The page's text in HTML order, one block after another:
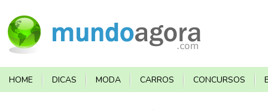
HOME DICAS MODA CARROS CONCURSOS